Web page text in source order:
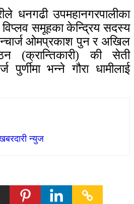
धनगढी उपमहानगरपालीका
विप्लव समूहका केन्द्रिय सदस्य
ओमप्रकाश पुन र अखिल
(क्रान्तिकारी) की सेती
पुर्णीमा भन्ने गौरा धामीलाई
न्युज